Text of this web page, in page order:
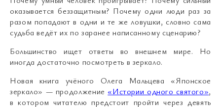
оказывается беззащитным? Почему одни люди раз за
разом попадают в одни и те же ловушки, словно сама
судьба ведёт их по заранее написанному сценарию?
Большинство ищет ответы во внешнем мире. Но
иногда достаточно посмотреть в зеркало.
Новая книга учёного Олега Мальцева «Японское
зеркало» — продолжение«Истории одного святого»,
в котором читателю предстоит пройти через девять